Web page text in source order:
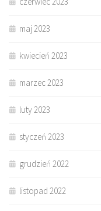
maj 2023
kwiecień 2023
marzec 2023
luty 2023
styczeń 2023
grudzień 2022
listopad 2022